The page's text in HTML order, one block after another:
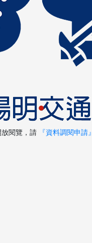
放閱覽，請 『資料調閱申請』